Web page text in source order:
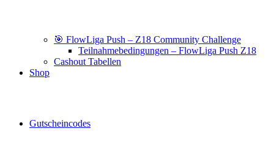
🎯 FlowLiga Push – Z18 Community Challenge
Teilnahmebedingungen – FlowLiga Push Z18
Cashout Tabellen
Shop
Gutscheincodes